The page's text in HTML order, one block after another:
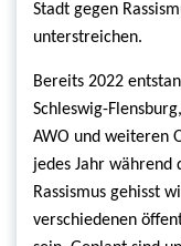
Stadt gegen
unterstreichen.
Bereits 2022
Schleswig-
AWO und weiteren
jedes Jahr während
Rassismus gehisst
verschiedenen